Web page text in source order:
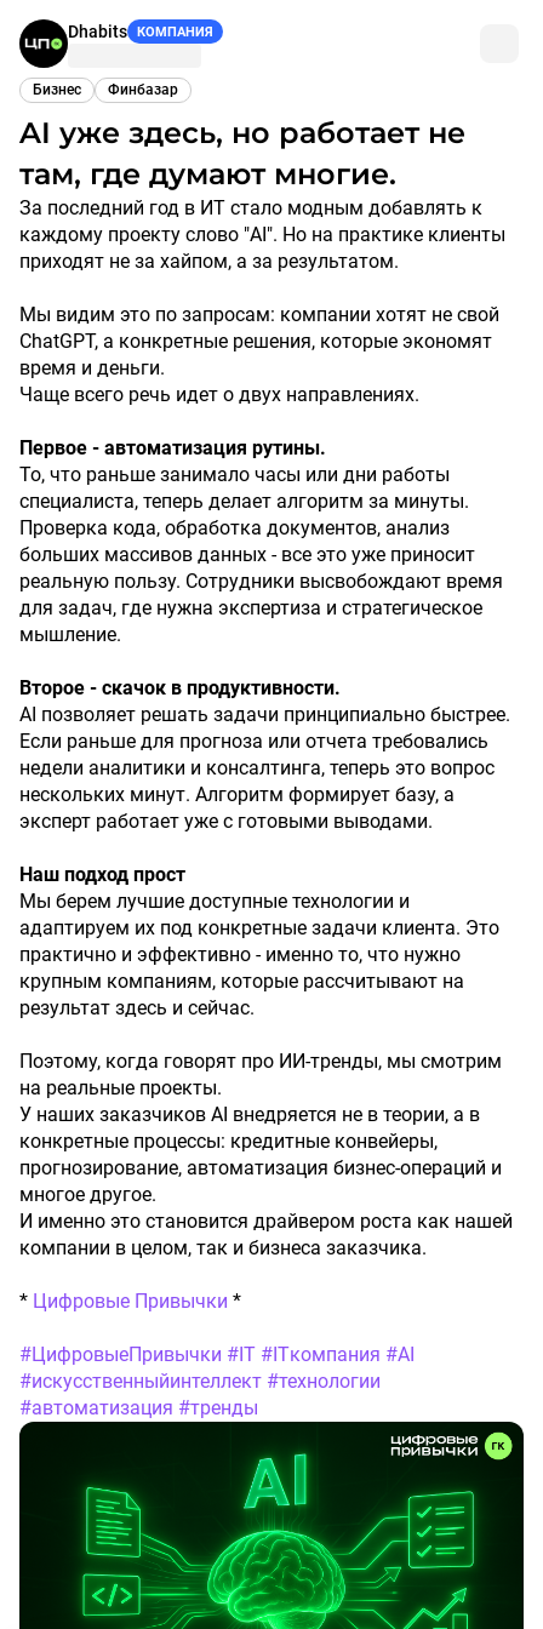
Dhabits КОМПАНИЯ
Бизнес Финбазар
AI уже здесь, но работает не
там, где думают многие.
За последний год в ИТ стало модным добавлять к
каждому проекту слово "AI". Но на практике клиенты
приходят не за хайпом, а за результатом.
Мы видим это по запросам: компании хотят не свой
ChatGPT, а конкретные решения, которые экономят
время и деньги.
Чаще всего речь идет о двух направлениях.
Первое - автоматизация рутины.
То, что раньше занимало часы или дни работы
специалиста, теперь делает алгоритм за минуты.
Проверка кода, обработка документов, анализ
больших массивов данных - все это уже приносит
реальную пользу. Сотрудники высвобождают время
для задач, где нужна экспертиза и стратегическое
мышление.
Второе - скачок в продуктивности.
AI позволяет решать задачи принципиально быстрее.
Если раньше для прогноза или отчета требовались
недели аналитики и консалтинга, теперь это вопрос
нескольких минут. Алгоритм формирует базу, а
эксперт работает уже с готовыми выводами.
Наш подход прост
Мы берем лучшие доступные технологии и
адаптируем их под конкретные задачи клиента. Это
практично и эффективно - именно то, что нужно
крупным компаниям, которые рассчитывают на
результат здесь и сейчас.
Поэтому, когда говорят про ИИ-тренды, мы смотрим
на реальные проекты.
У наших заказчиков AI внедряется не в теории, а в
конкретные процессы: кредитные конвейеры,
прогнозирование, автоматизация бизнес-операций и
многое другое.
И именно это становится драйвером роста как нашей
компании в целом, так и бизнеса заказчика.
* Цифровые Привычки *
#ЦифровыеПривычки #IT #ITкомпания #AI
#искусственныйинтеллект #технологии
#автоматизация #тренды